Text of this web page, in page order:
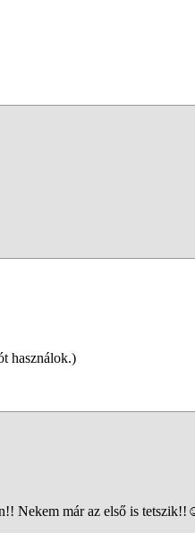
használok.)
Nekem már az első is